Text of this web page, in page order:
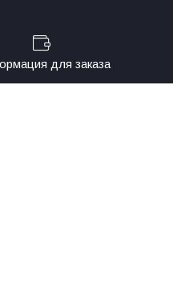
для заказа